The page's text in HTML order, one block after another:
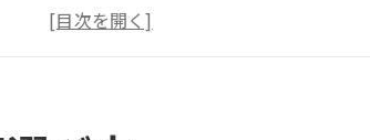
の口コミや評判を活用するコツ
有無が電気工事選択の決め手に
る安心の電気工事業者